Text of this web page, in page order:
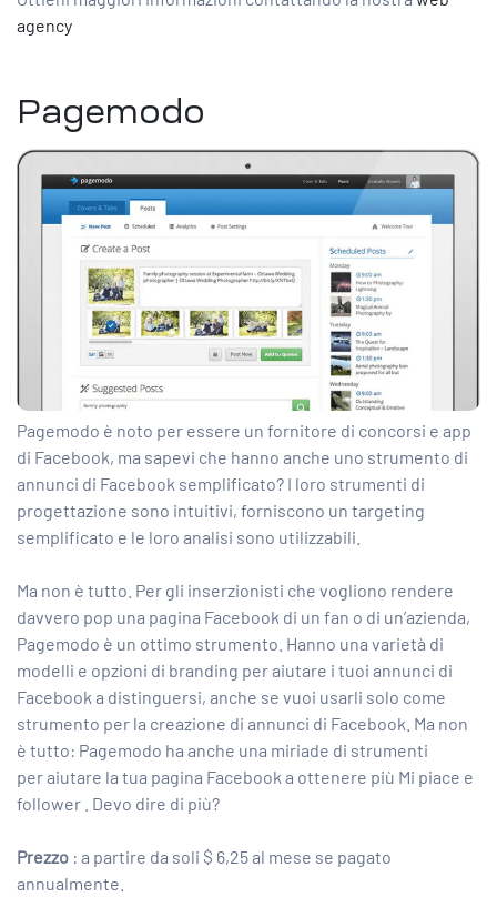
agency
Pagemodo
Pagemodo è noto per essere un fornitore di concorsi e app
di Facebook, ma sapevi che hanno anche uno strumento di
annunci di Facebook semplificato? I loro strumenti di
progettazione sono intuitivi, forniscono un targeting
semplificato e le loro analisi sono utilizzabili.
Ma non è tutto. Per gli inserzionisti che vogliono rendere
davvero pop una pagina Facebook di un fan o di un’azienda,
Pagemodo è un ottimo strumento. Hanno una varietà di
modelli e opzioni di branding per aiutare i tuoi annunci di
Facebook a distinguersi, anche se vuoi usarli solo come
strumento per la creazione di annunci di Facebook. Ma non
è tutto: Pagemodo ha anche una miriade di strumenti
peraiutare la tua pagina Facebook a ottenere più Mi piace e
follower . Devo dire di più?
Prezzo : a partire da soli $ 6,25 al mese se pagato
annualmente.